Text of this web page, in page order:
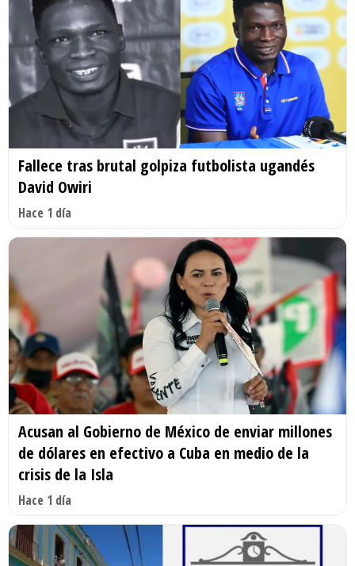
Fallece tras brutal golpiza futbolista ugandés
David Owiri
Hace 1 día
Acusan al Gobierno de México de enviar millones
de dólares en efectivo a Cuba en medio de la
crisis de la Isla
Hace 1 día